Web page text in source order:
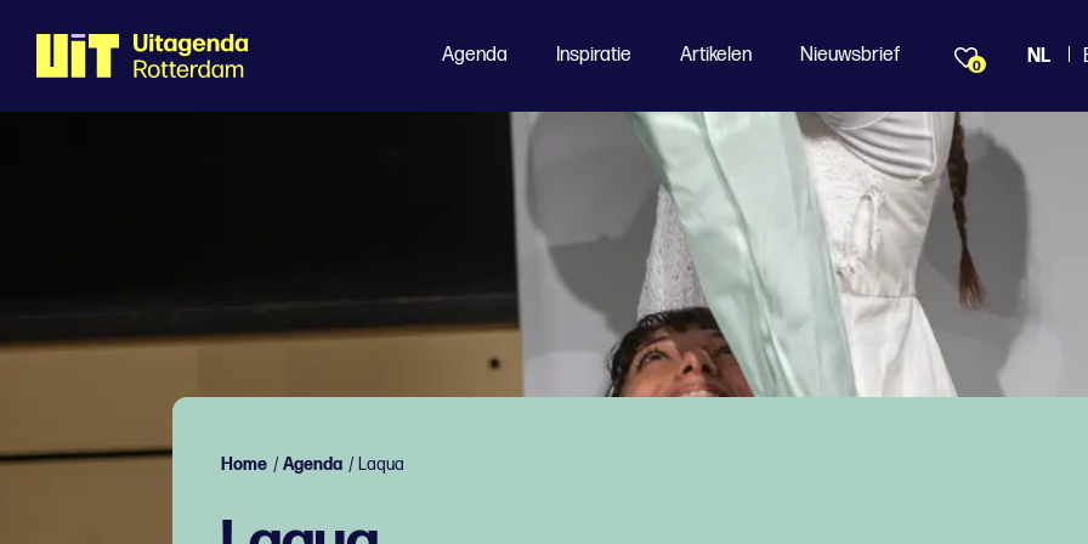
Agenda Inspiratie Artikelen Nieuwsbrief 0 NL
Home /Agenda / Laqua